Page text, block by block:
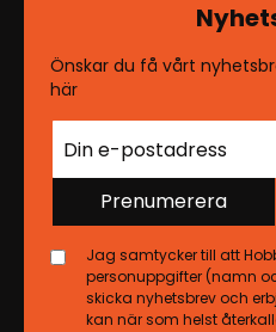
Önskar du få vårt
här
Prenumerera
Jag samtycker till att
personuppgifter (namn
skicka nyhetsbrev och
kan när som helst